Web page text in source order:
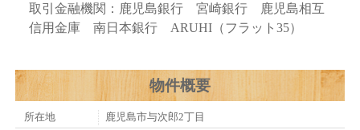
取引金融機関：鹿児島銀行 宮崎銀行 鹿児島相互
信用金庫 南日本銀行 ARUHI（フラット35）
物件概要
所在地
鹿児島市与次郎2丁目